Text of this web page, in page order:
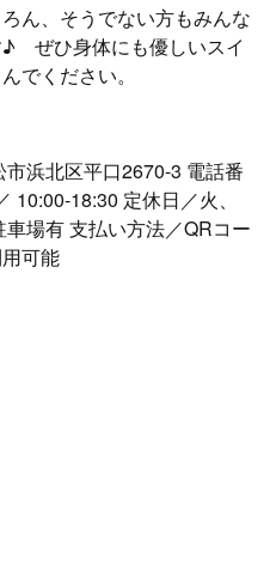
ん、そうでない方もみんな
ぜひ身体にも優しいスイ
でください。
浜北区平口2670-3 電話番
18:30 定休日／火、
場有 支払い方法／QRコー
可能